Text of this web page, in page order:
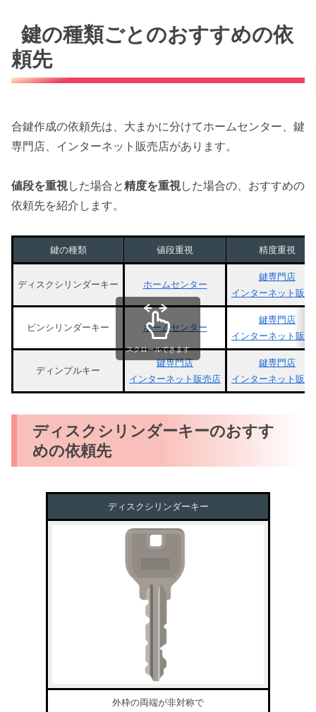
鍵の種類ごとのおすすめの依
頼先
合鍵作成の依頼先は、大まかに分けてホームセンター、鍵
専門店、インターネット販売店があります。
値段を重視した場合と精度を重視した場合の、おすすめの
依頼先を紹介します。
鍵の種類 値段重視 精度重視
ディスクシリンダーキー ホームセンター
鍵専門店
インターネット販売
ピンシリンダーキー ホームセンター
鍵専門店
インターネット販売
ディンプルキー
鍵専門店
インターネット販売店
鍵専門店
インターネット販売
スクロールできます
ディスクシリンダーキーのおすす
めの依頼先
ディスクシリンダーキー
外枠の両端が非対称で